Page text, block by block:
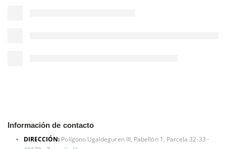
Información de contacto
DIRECCIÓN: Polígono Ugaldeguren III, Pabellón 1, Parcela 32-33 ·